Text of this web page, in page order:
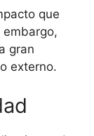
que
gran
externo.